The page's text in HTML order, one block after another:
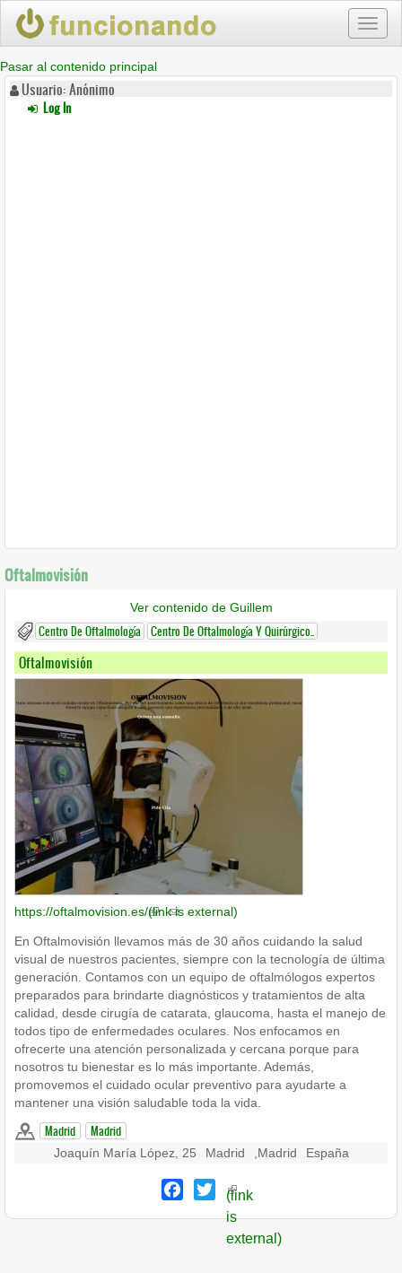
Pasar al contenido principal
Usuario: Anónimo
Log In
Oftalmovisión
Ver contenido de Guillem
Centro De Oftalmología Centro De Oftalmología Y Quirúrgico..
Oftalmovisión
https://oftalmovision.es/(link is external)
En Oftalmovisión llevamos más de 30 años cuidando la salud
visual de nuestros pacientes, siempre con la tecnología de última
generación. Contamos con un equipo de oftalmólogos expertos
preparados para brindarte diagnósticos y tratamientos de alta
calidad, desde cirugía de catarata, glaucoma, hasta el manejo de
todos tipo de enfermedades oculares. Nos enfocamos en
ofrecerte una atención personalizada y cercana porque para
nosotros tu bienestar es lo más importante. Además,
promovemos el cuidado ocular preventivo para ayudarte a
mantener una visión saludable toda la vida.
Madrid Madrid
Joaquín María López, 25 Madrid Madrid España
Facebook
Twitter
(link
is
external)